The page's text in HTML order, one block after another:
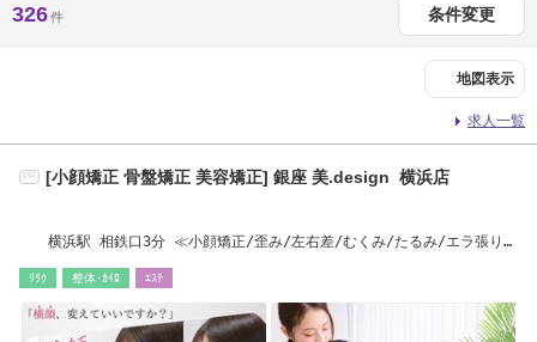
326件 条件変更
地図表示
求人一覧
PR [小顔矯正 骨盤矯正 美容矯正] 銀座 美.design 横浜店
横浜駅 相鉄口3分 ≪小顔矯正/歪み/左右差/むくみ/たるみ/エラ張り/
ﾘﾗｸ 整体･ｶｲﾛ ｴｽﾃ